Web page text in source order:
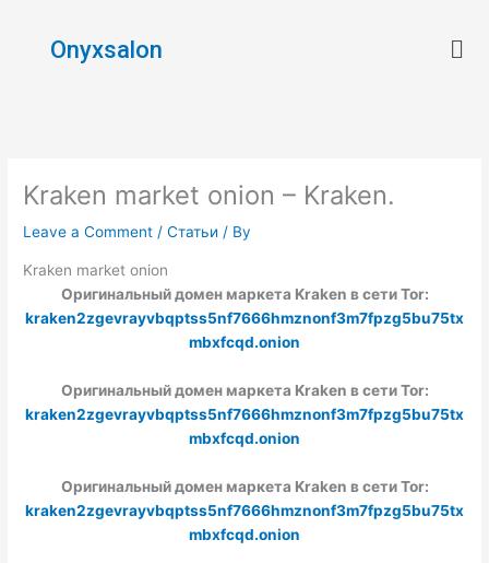
contentOnyxsalon
Kraken market onion – Kraken.
Leave a Comment /Статьи / By
Kraken market onion
Оригинальный домен маркета Kraken в сети Tor:
kraken2zgevrayvbqptss5nf7666hmznonf3m7fpzg5bu75tx
mbxfcqd.onion
Оригинальный домен маркета Kraken в сети Tor:
kraken2zgevrayvbqptss5nf7666hmznonf3m7fpzg5bu75tx
mbxfcqd.onion
Оригинальный домен маркета Kraken в сети Tor:
kraken2zgevrayvbqptss5nf7666hmznonf3m7fpzg5bu75tx
mbxfcqd.onion